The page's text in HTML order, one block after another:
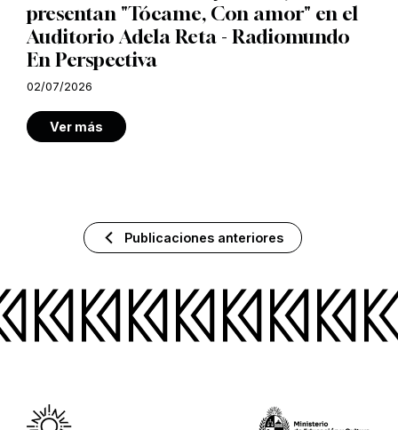
presentan "Tócame, Con amor" en el
Auditorio Adela Reta - Radiomundo
En Perspectiva
02/07/2026
Ver más
Publicaciones anteriores